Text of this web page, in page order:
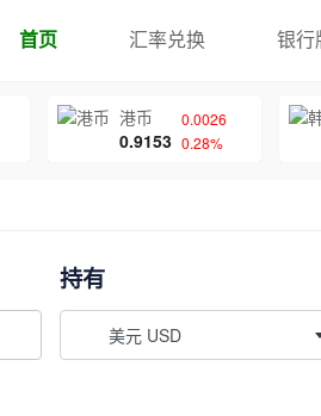
首页 汇率兑换 银行
港币
0.9153
0.0026
0.28%
持有
美元 USD